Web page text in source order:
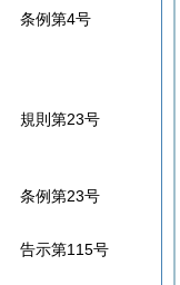
条例第4号
規則第23号
条例第23号
告示第115号